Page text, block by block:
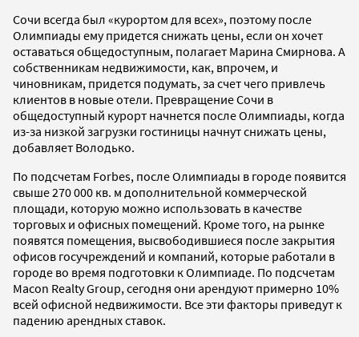
Сочи всегда был «курортом для всех», поэтому после
Олимпиады ему придется снижать цены, если он хочет
оставаться общедоступным, полагает Марина Смирнова. А
собственникам недвижимости, как, впрочем, и
чиновникам, придется подумать, за счет чего привлечь
клиентов в новые отели. Превращение Сочи в
общедоступный курорт начнется после Олимпиады, когда
из-за низкой загрузки гостиницы начнут снижать цены,
добавляет Володько.
По подсчетам Forbes, после Олимпиады в городе появится
свыше 270 000 кв. м дополнительной коммерческой
площади, которую можно использовать в качестве
торговых и офисных помещений. Кроме того, на рынке
появятся помещения, высвободившиеся после закрытия
офисов госучреждений и компаний, которые работали в
городе во время подготовки к Олимпиаде. По подсчетам
Macon Realty Group, сегодня они арендуют примерно 10%
всей офисной недвижимости. Все эти факторы приведут к
падению арендных ставок.